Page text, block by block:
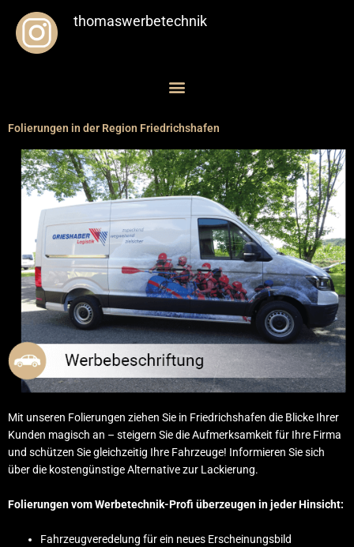
thomaswerbetechnik
Folierungen in der Region Friedrichshafen
Mit unseren Folierungen ziehen Sie in Friedrichshafen die Blicke Ihrer
Kunden magisch an – steigern Sie die Aufmerksamkeit für Ihre Firma
und schützen Sie gleichzeitig Ihre Fahrzeuge! Informieren Sie sich
über die kostengünstige Alternative zur Lackierung.
Folierungenvom Werbetechnik-Profi überzeugen in jeder Hinsicht:
Fahrzeugveredelung für ein neues Erscheinungsbild